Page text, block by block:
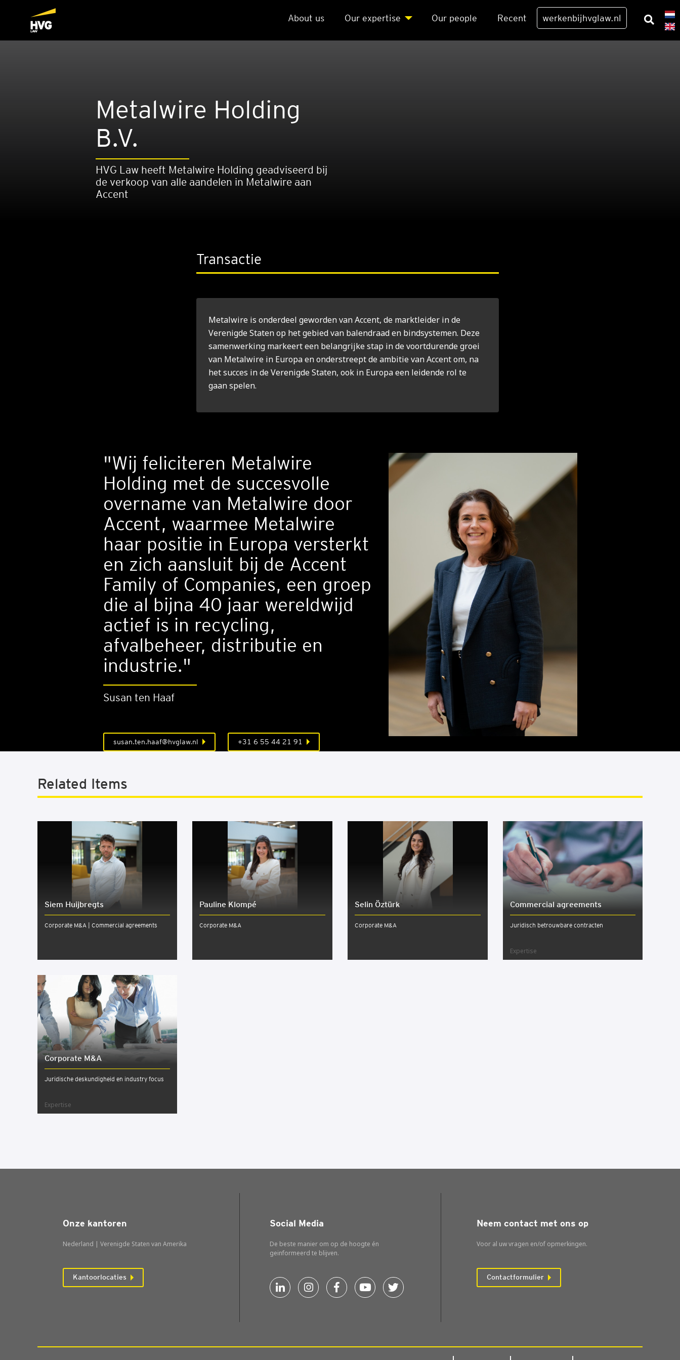
About us Our exper­ti­se Our peo­p­le Recent werkenbijhvglaw.nl
Metal­wi­re Hol­ding
B.V.
HVG Law heeft Metalwire Holding geadviseerd bij
de verkoop van alle aandelen in Metalwire aan
Accent
Transactie
Metalwire is onderdeel geworden van Accent, de marktleider in de
Verenigde Staten op het gebied van balendraad en bindsystemen. Deze
samenwerking markeert een belangrijke stap in de voortdurende groei
van Metalwire in Europa en onderstreept de ambitie van Accent om, na
het succes in de Verenigde Staten, ook in Europa een leidende rol te
gaan spelen.
"Wij feliciteren Metalwire
Holding met de succesvolle
overname van Metalwire door
Accent, waarmee Metalwire
haar positie in Europa versterkt
en zich aansluit bij de Accent
Family of Companies, een groep
die al bijna 40 jaar wereldwijd
actief is in recycling,
afvalbeheer, distributie en
industrie."
Susan ten Haaf
susan.ten.haaf@hvglaw.nl +31 6 55 44 21 91
Related Items
Siem Huijbregts
Corporate M&A | Commercial agreements
Pauline Klom­pé
Corporate M&A
Selin Özt­ürk
Corporate M&A
Com­mer­ci­al agree­ments
Juridisch betrouwbare contracten
Expertise
Cor­po­ra­te M&A
Juridische deskundigheid en industry focus
Expertise
Onze kantoren
Nederland | Verenigde Staten van Amerika
Kantoorlocaties
Social Media
De beste manier om op de hoogte én
geinformeerd te blijven.
Neem contact met ons op
Voor al uw vragen en/of opmerkingen.
Contactformulier